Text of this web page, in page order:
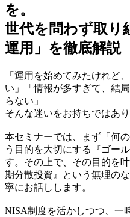
を。
世代を問わず取り
運用」を徹底解説
「運用を始めてみたけれど
い」「情報が多すぎて、結
らない」
そんな迷いをお持ちではあ
本セミナーでは、まず「何
う目的を大切にする『ゴー
す。その上で、その目的を
期分散投資』という無理の
寧にお話しします。
NISA制度を活かしつつ、一